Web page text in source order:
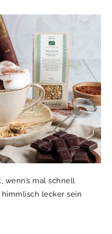
wenn’s mal schnell
lecker sein